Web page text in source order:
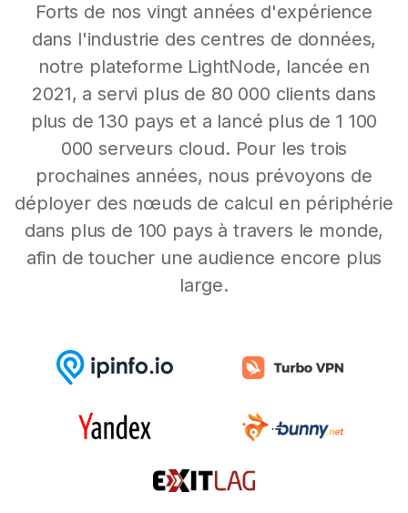
Forts de nos vingt années d'expérience
dans l'industrie des centres de données,
notre plateforme LightNode, lancée en
2021, a servi plus de 80 000 clients dans
plus de 130 pays et a lancé plus de 1 100
000 serveurs cloud. Pour les trois
prochaines années, nous prévoyons de
déployer des nœuds de calcul en périphérie
dans plus de 100 pays à travers le monde,
afin de toucher une audience encore plus
large.